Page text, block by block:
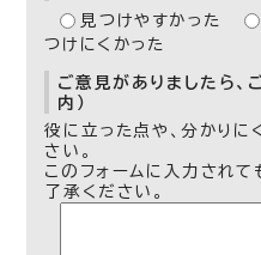
見つけやすかった
つけにくかった
ご意見がありましたら、
内）
役に立った点や、分かりに
さい。
このフォームに入力されて
了承ください。